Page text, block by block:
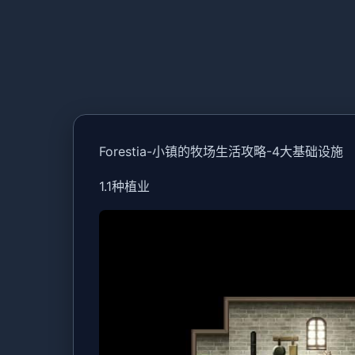
Forestia-小镇的牧场生活攻略-4大基础设施
1.1种植业